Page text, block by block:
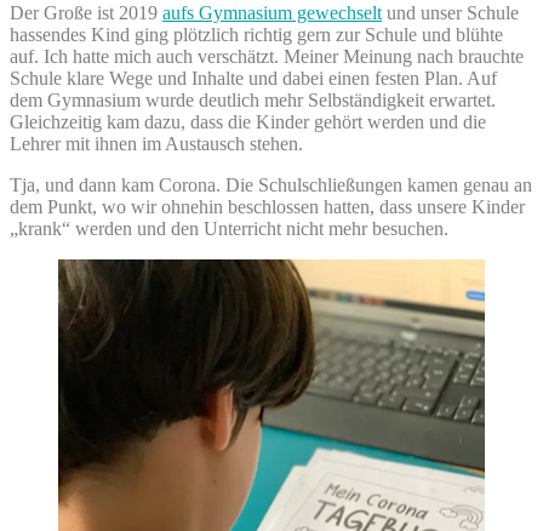
Der Große ist 2019 aufs Gymnasium gewechselt und unser Schule
hassendes Kind ging plötzlich richtig gern zur Schule und blühte
auf. Ich hatte mich auch verschätzt. Meiner Meinung nach brauchte
Schule klare Wege und Inhalte und dabei einen festen Plan. Auf
dem Gymnasium wurde deutlich mehr Selbständigkeit erwartet.
Gleichzeitig kam dazu, dass die Kinder gehört werden und die
Lehrer mit ihnen im Austausch stehen.
Tja, und dann kam Corona. Die Schulschließungen kamen genau an
dem Punkt, wo wir ohnehin beschlossen hatten, dass unsere Kinder
„krank“ werden und den Unterricht nicht mehr besuchen.